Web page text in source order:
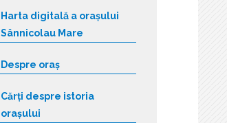
Harta digitală a orașului
Sânnicolau Mare
Despre oraș
Cărți despre istoria
orașului